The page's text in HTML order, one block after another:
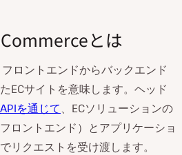
とは
ロントエンドからバックエンド
ECサイトを意味します。ヘッド
APIを通じて、ECソリューションの
ロントエンド）とアプリケーショ
リクエストを受け渡します。